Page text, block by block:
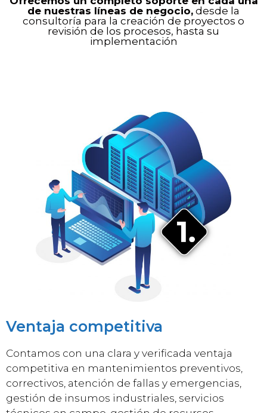
de nuestras líneas de negocio, desde la
consultoría para la creación de proyectos o
revisión de los procesos, hasta su
implementación
Ventaja competitiva
Contamos con una clara y verificada ventaja
competitiva en mantenimientos preventivos,
correctivos, atención de fallas y emergencias,
gestión de insumos industriales, servicios